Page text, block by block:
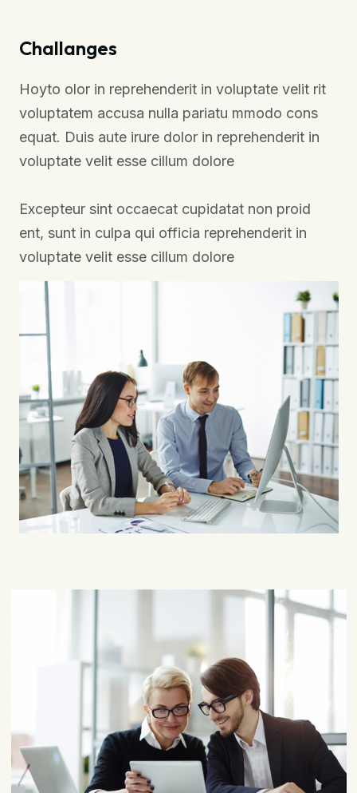
Challanges
Hoyto olor in reprehenderit in voluptate velit rit
voluptatem accusa nulla pariatu mmodo cons
equat. Duis aute irure dolor in reprehenderit in
voluptate velit esse cillum dolore
Excepteur sint occaecat cupidatat non proid
ent, sunt in culpa qui officia reprehenderit in
voluptate velit esse cillum dolore